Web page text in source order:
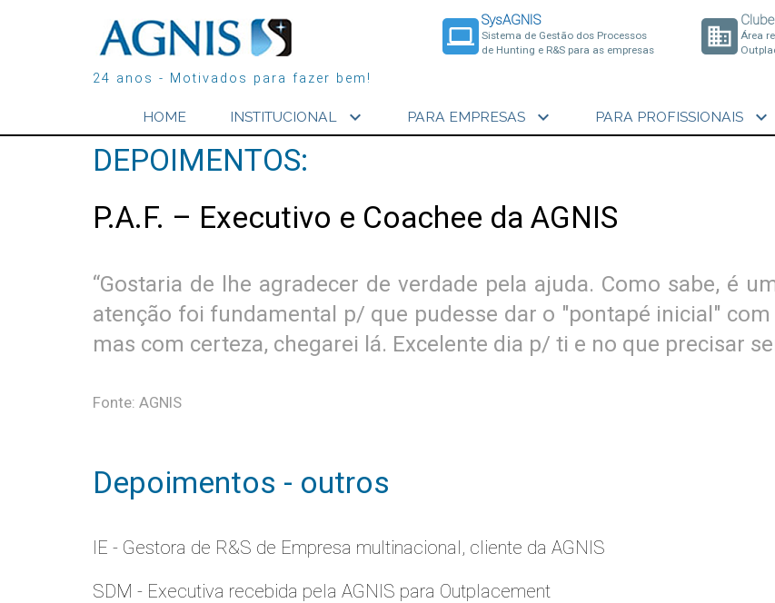
24 anos - Motivados para fazer bem!
laptop
SysAGNIS
Sistema de Gestão dos Processos
de Hunting e R&S para as empresas
business
Área
HOME INSTITUCIONAL expand_more PARA EMPRESAS expand_more PARA PROFISSIONAIS expand_more
DEPOIMENTOS:
P.A.F. – Executivo e Coachee da AGNIS
“Gostaria de lhe agradecer de verdade pela ajuda. Como sabe, é
atenção foi fundamental p/ que pudesse dar o "pontapé inicial"
mas com certeza, chegarei lá. Excelente dia p/ ti e no que precisar
Fonte: AGNIS
Depoimentos - outros
IE - Gestora de R&S de Empresa multinacional, cliente da AGNIS
SDM - Executiva recebida pela AGNIS para Outplacement